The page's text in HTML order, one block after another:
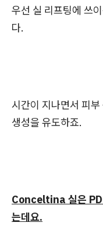
우선 실 리프팅에 쓰
다.
시간이 지나면서 피
생성을 유도하죠.
Conceltina 실은
는데요.